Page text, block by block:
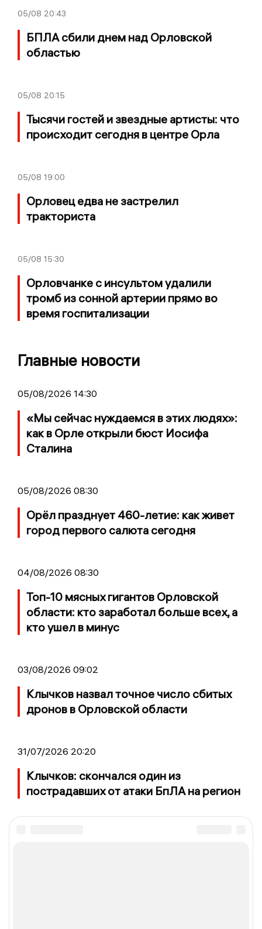
05/08 20:43
БПЛА сбили днем над Орловской
областью
05/08 20:15
Тысячи гостей и звездные артисты: что
происходит сегодня в центре Орла
05/08 19:00
Орловец едва не застрелил
тракториста
05/08 15:30
Орловчанке с инсультом удалили
тромб из сонной артерии прямо во
время госпитализации
Главные новости
05/08/2026 14:30
«Мы сейчас нуждаемся в этих людях»:
как в Орле открыли бюст Иосифа
Сталина
05/08/2026 08:30
Орёл празднует 460-летие: как живет
город первого салюта сегодня
04/08/2026 08:30
Топ-10 мясных гигантов Орловской
области: кто заработал больше всех, а
кто ушел в минус
03/08/2026 09:02
Клычков назвал точное число сбитых
дронов в Орловской области
31/07/2026 20:20
Клычков: скончался один из
пострадавших от атаки БпЛА на регион